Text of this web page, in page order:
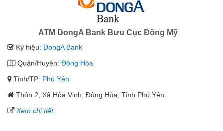
ATM DongA Bank Bưu Cục Đông Mỹ
Ký hiệu: DongA Bank
Quận/Huyện: Đông Hòa
Tỉnh/TP: Phú Yên
Thôn 2, Xã Hòa Vinh, Đông Hòa, Tỉnh Phú Yên
Xem chi tiết